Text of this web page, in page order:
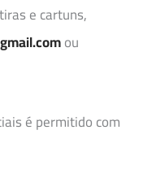
e cartuns,
ou
é permitido com